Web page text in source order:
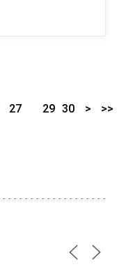
27
29 30 > >>